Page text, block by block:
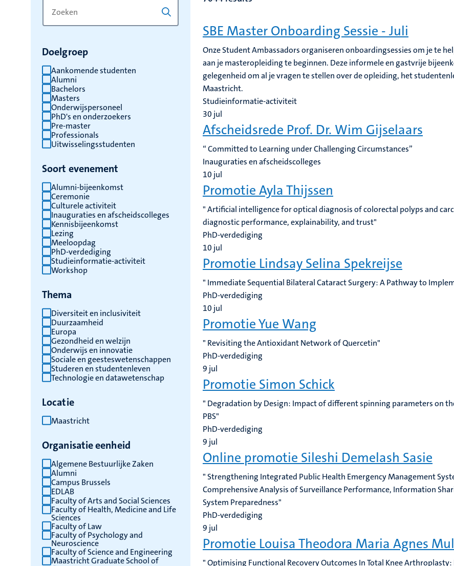
trefwoord
trefwoord
resultaten
vernieuwen
Doelgroep
Aankomende studenten
Alumni
Bachelors
Masters
Onderwijspersoneel
PhD's en onderzoekers
Pre-master
Professionals
Uitwisselingsstudenten
Soort evenement
Alumni-bijeenkomst
Ceremonie
Culturele activiteit
Inauguraties en afscheidscolleges
Kennisbijeenkomst
Lezing
Meeloopdag
PhD-verdediging
Studieinformatie-activiteit
Workshop
Thema
Diversiteit en inclusiviteit
Duurzaamheid
Europa
Gezondheid en welzijn
Onderwijs en innovatie
Sociale en geesteswetenschappen
Studeren en studentenleven
Technologie en datawetenschap
Locatie
Maastricht
Organisatie eenheid
Algemene Bestuurlijke Zaken
Alumni
Campus Brussels
EDLAB
Faculty of Arts and Social Sciences
Faculty of Health, Medicine and Life
Sciences
Faculty of Law
Faculty of Psychology and
Neuroscience
Faculty of Science and Engineering
Maastricht Graduate School of
SBE Master Onboarding Sessie - Juli
Onze Student Ambassadors organiseren onboardingsessies om je te
aan je masteropleiding te beginnen. Deze informele en gastvrije
gelegenheid om al je vragen te stellen over de opleiding, het
Maastricht.
Studieinformatie-activiteit
30 jul
Afscheidsrede Prof. Dr. Wim Gijselaars
“ Committed to Learning under Challenging Circumstances”
Inauguraties en afscheidscolleges
10 jul
Promotie Ayla Thijssen
" Artificial intelligence for optical diagnosis of colorectal polyps and
diagnostic performance, explainability, and trust"
PhD-verdediging
10 jul
Promotie Lindsay Selina Spekreijse
" Immediate Sequential Bilateral Cataract Surgery: A Pathway to
PhD-verdediging
10 jul
Promotie Yue Wang
" Revisiting the Antioxidant Network of Quercetin"
PhD-verdediging
9 jul
Promotie Simon Schick
" Degradation by Design: Impact of different spinning parameters on
PBS"
PhD-verdediging
9 jul
Online promotie Sileshi Demelash Sasie
" Strengthening Integrated Public Health Emergency Management
Comprehensive Analysis of Surveillance Performance, Information
System Preparedness"
PhD-verdediging
9 jul
Promotie Louisa Theodora Maria Agnes
" Optimising Functional Recovery Outcomes In Total Knee